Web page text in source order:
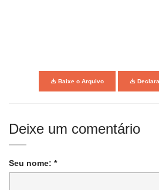
Baixe o Arquivo
Deixe um comentário
Seu nome: *